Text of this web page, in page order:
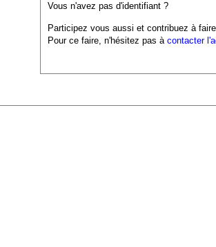
Vous n'avez pas d'identifiant ?
Participez vous aussi et contribuez à
Pour ce faire, n'hésitez pas à contacter